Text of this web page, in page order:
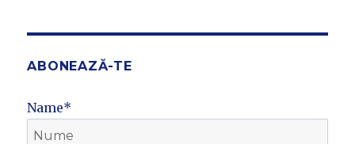
ABONEAZĂ-TE
Name*